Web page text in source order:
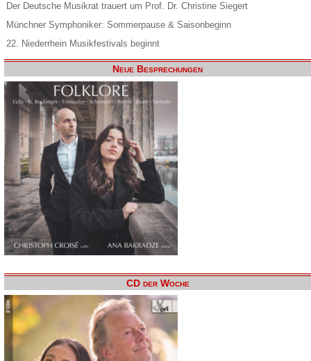
Der Deutsche Musikrat trauert um Prof. Dr. Christine Siegert
Münchner Symphoniker: Sommerpause & Saisonbeginn
22. Niederrhein Musikfestivals beginnt
Neue Besprechungen
CD der Woche